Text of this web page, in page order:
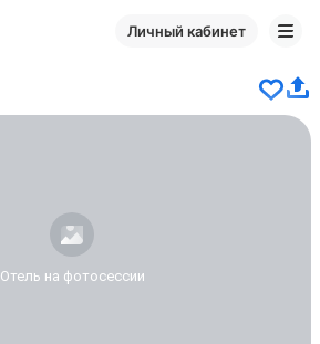
Личный кабинет
Отель на фотосессии